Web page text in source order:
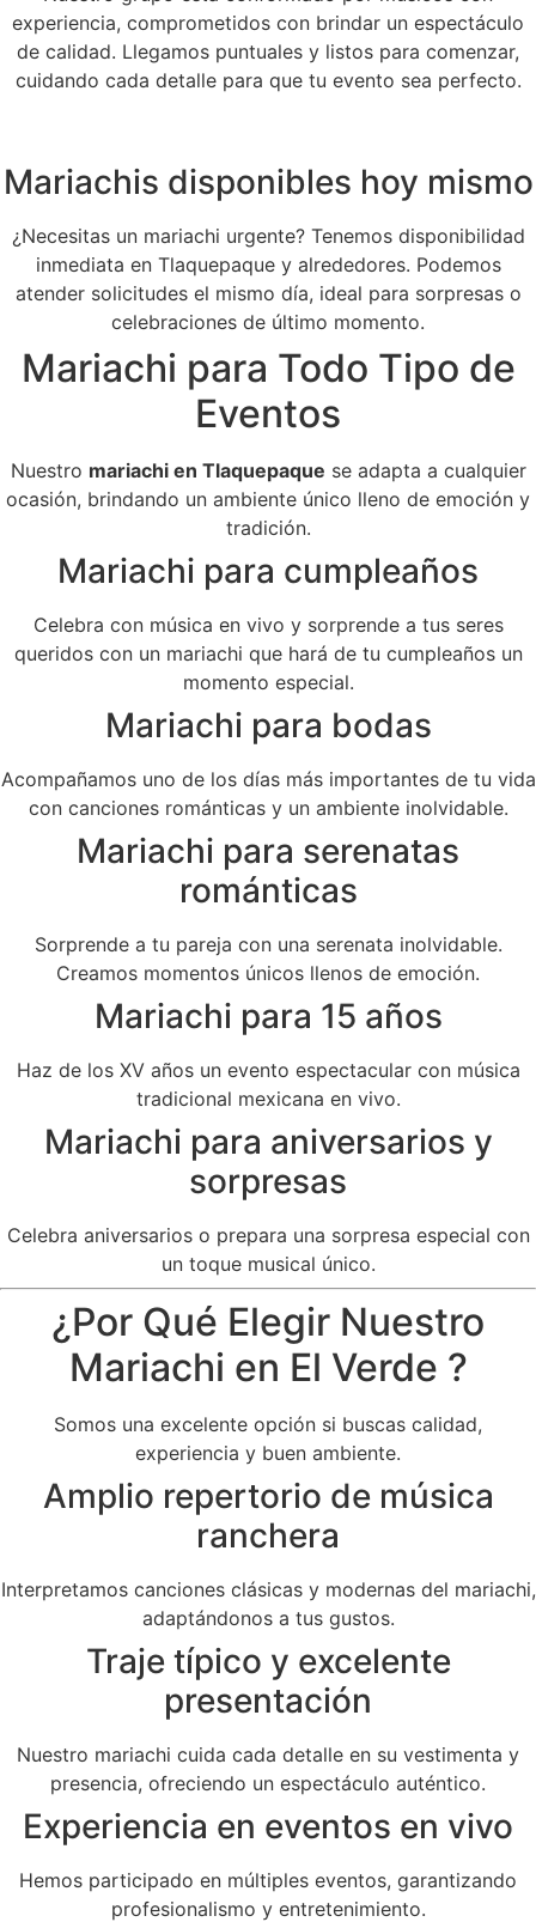
experiencia, comprometidos con brindar un espectáculo
de calidad. Llegamos puntuales y listos para comenzar,
cuidando cada detalle para que tu evento sea perfecto.
Mariachis disponibles hoy mismo
¿Necesitas un mariachi urgente? Tenemos disponibilidad
inmediata en Tlaquepaque y alrededores. Podemos
atender solicitudes el mismo día, ideal para sorpresas o
celebraciones de último momento.
Mariachi para Todo Tipo de
Eventos
Nuestro mariachi en Tlaquepaque se adapta a cualquier
ocasión, brindando un ambiente único lleno de emoción y
tradición.
Mariachi para cumpleaños
Celebra con música en vivo y sorprende a tus seres
queridos con un mariachi que hará de tu cumpleaños un
momento especial.
Mariachi para bodas
Acompañamos uno de los días más importantes de tu vida
con canciones románticas y un ambiente inolvidable.
Mariachi para serenatas
románticas
Sorprende a tu pareja con una serenata inolvidable.
Creamos momentos únicos llenos de emoción.
Mariachi para 15 años
Haz de los XV años un evento espectacular con música
tradicional mexicana en vivo.
Mariachi para aniversarios y
sorpresas
Celebra aniversarios o prepara una sorpresa especial con
un toque musical único.
¿Por Qué Elegir Nuestro
Mariachi en El Verde ?
Somos una excelente opción si buscas calidad,
experiencia y buen ambiente.
Amplio repertorio de música
ranchera
Interpretamos canciones clásicas y modernas del mariachi,
adaptándonos a tus gustos.
Traje típico y excelente
presentación
Nuestro mariachi cuida cada detalle en su vestimenta y
presencia, ofreciendo un espectáculo auténtico.
Experiencia en eventos en vivo
Hemos participado en múltiples eventos, garantizando
profesionalismo y entretenimiento.